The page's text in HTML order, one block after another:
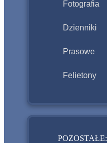
Fotografia
Dzienniki
Prasowe
Felietony
POZOSTAŁE: